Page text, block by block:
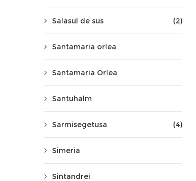
Salasul de sus (2)
Santamaria orlea
Santamaria Orlea
Santuhalm
Sarmisegetusa (4)
Simeria
Sintandrei